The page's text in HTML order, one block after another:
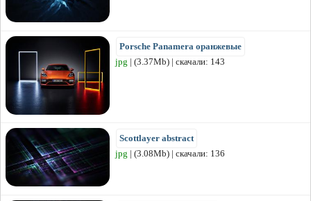
Porsche Panamera оранжевые
jpg | (3.37Mb) | скачали: 143
Scottlayer abstract
jpg | (3.08Mb) | скачали: 136